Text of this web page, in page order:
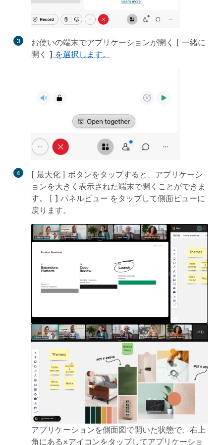
3 お使いの端末でアプリケーションが開く [ 一緒に
開く ] を選択します。
4 [ 最大化 ] ボタンをタップすると、アプリケーシ
ョンを大きく表示された端末で開くことができま
す。 [ ] パネルビュー をタップして側面ビューに
戻ります。
アプリケーションを側面図で開いた状態で、右上
角にある×アイコンをタップしてアプリケーショ